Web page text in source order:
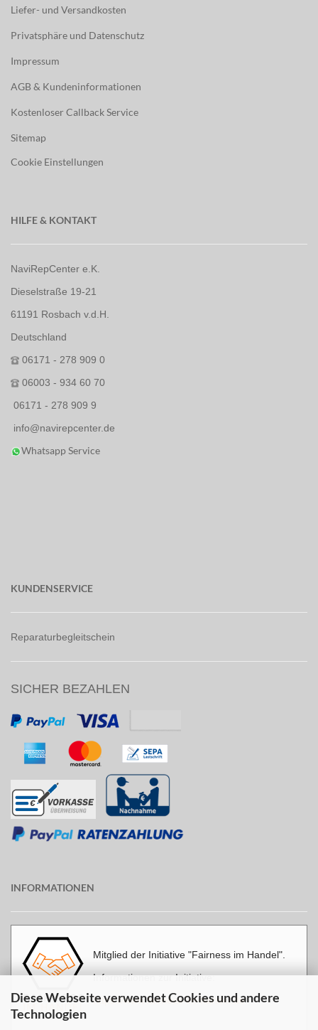
Diese Webseite verwendet Cookies und andere
Technologien
Liefer- und Versandkosten
Privatsphäre und Datenschutz
Impressum
AGB & Kundeninformationen
Kostenloser Callback Service
Sitemap
Cookie Einstellungen
HILFE & KONTAKT
NaviRepCenter e.K.
Dieselstraße 19-21
61191 Rosbach v.d.H.
Deutschland
06171 - 278 909 0
06003 - 934 60 70
06171 - 278 909 9
info@navirepcenter.de
Whatsapp Service
KUNDENSERVICE
Reparaturbegleitschein
SICHER BEZAHLEN
INFORMATIONEN
Mitglied der Initiative "Fairness im Handel".
Informationen zur Initiative:
https://www.fairness-im-handel.de